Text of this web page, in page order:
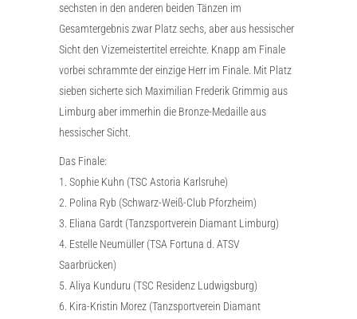
sechsten in den anderen beiden Tänzen im
Gesamtergebnis zwar Platz sechs, aber aus hessischer
Sicht den Vizemeistertitel erreichte. Knapp am Finale
vorbei schrammte der einzige Herr im Finale. Mit Platz
sieben sicherte sich Maximilian Frederik Grimmig aus
Limburg aber immerhin die Bronze-Medaille aus
hessischer Sicht.
Das Finale:
1. Sophie Kuhn (TSC Astoria Karlsruhe)
2. Polina Ryb (Schwarz-Weiß-Club Pforzheim)
3. Eliana Gardt (Tanzsportverein Diamant Limburg)
4. Estelle Neumüller (TSA Fortuna d. ATSV
Saarbrücken)
5. Aliya Kunduru (TSC Residenz Ludwigsburg)
6. Kira-Kristin Morez (Tanzsportverein Diamant